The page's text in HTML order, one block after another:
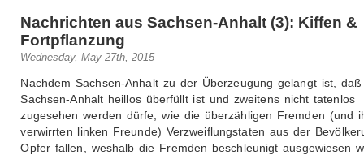
Nachrichten aus Sachsen-Anhalt (3): Kiffen &
Fortpflanzung
Wednesday, May 27th, 2015
Nachdem Sachsen-Anhalt zu der Überzeugung gelangt ist,
Sachsen-Anhalt heillos überfüllt ist und zweitens nicht tatenlos
zugesehen werden dürfe, wie die überzähligen Fremden (und
verwirrten linken Freunde) Verzweiflungstaten aus der
Opfer fallen, weshalb die Fremden beschleunigt ausgewiesen